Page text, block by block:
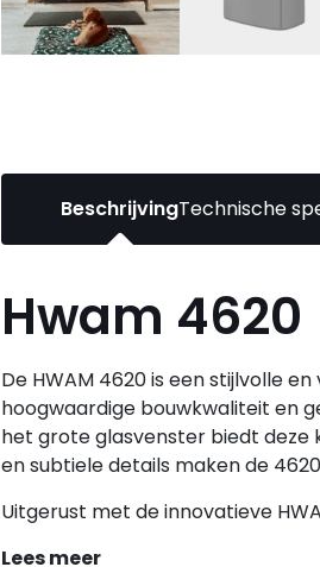
BeschrijvingTechnische
Hwam 4620
De HWAM 4620 is een stijlvolle
hoogwaardige bouwkwaliteit en
het grote glasvenster biedt deze
en subtiele details maken de
Uitgerust met de innovatieve
Lees meer